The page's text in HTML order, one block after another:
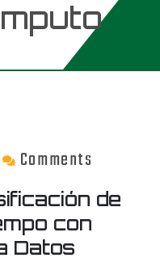
Comments
de
con
Datos